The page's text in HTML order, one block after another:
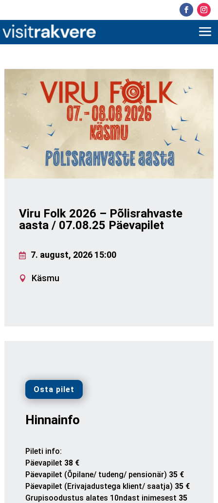
Viru Folk 2026 – Põlisrahvaste
aasta / 07.08.25 Päevapilet
7. august, 2026 15:00
Käsmu
Osta pilet
Hinnainfo
Pileti info:
Päevapilet 38 €
Päevapilet (Õpilane/ tudeng/ pensionär) 35 €
Päevapilet (Erivajadustega klient/ saatja) 35 €
Grupisoodustus alates 10ndast inimesest 35